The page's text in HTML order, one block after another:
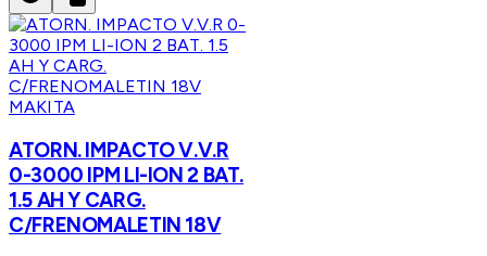
MAKITA
ATORN. IMPACTO V.V.R
0-3000 IPM LI-ION 2 BAT.
1.5 AH Y CARG.
C/FRENOMALETIN 18V